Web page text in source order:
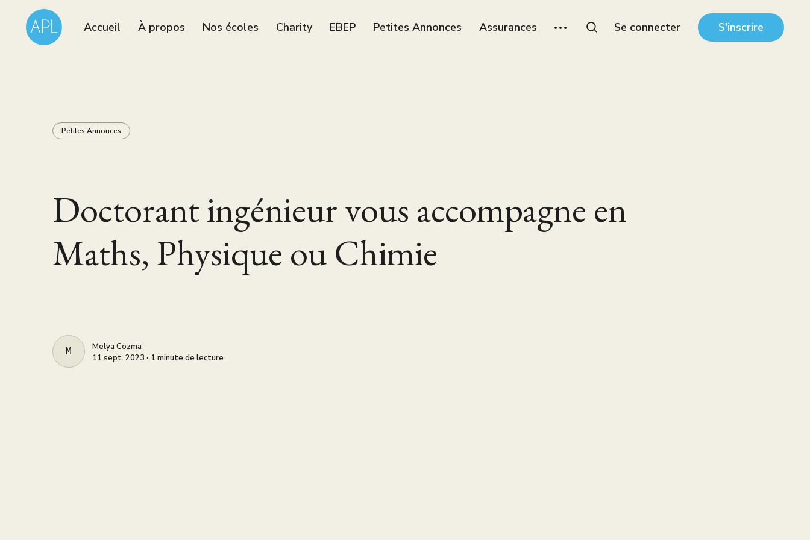
Accueil À propos Nos écoles Charity EBEP Petites Annonces Assurances Se connecter S'inscrire
Petites Annonces
Doctorant ingénieur vous accompagne en
Maths, Physique ou Chimie
MELYA COZMA
Melya Cozma
11 sept. 2023 ∙ 1 minute de lecture